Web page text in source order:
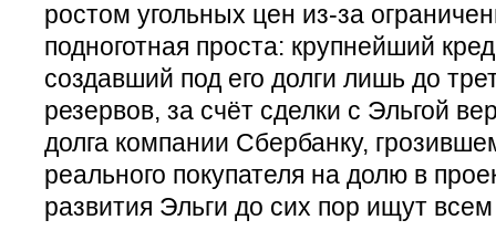
ростом угольных цен из-за
подноготная проста: крупнейший
создавший под его долги лишь до
резервов, за счёт сделки с Эльгой
долга компании Сбербанку,
реального покупателя на долю в
развития Эльги до сих пор ищут